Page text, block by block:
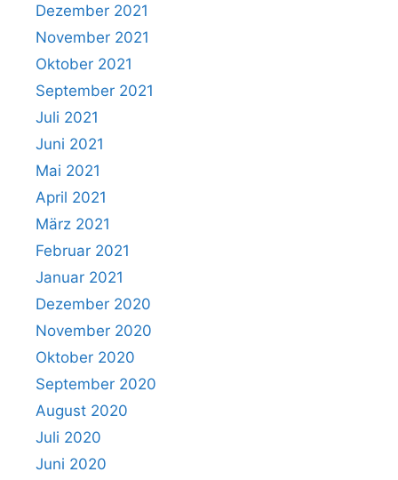
Dezember 2021
November 2021
Oktober 2021
September 2021
Juli 2021
Juni 2021
Mai 2021
April 2021
März 2021
Februar 2021
Januar 2021
Dezember 2020
November 2020
Oktober 2020
September 2020
August 2020
Juli 2020
Juni 2020